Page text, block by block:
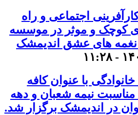
اجتماعی و راه
کوچک و موثر در موسسه
های عشق اندیمشک
با عنوان کافه
نیمه شعبان و دهه
در اندیمشک برگزار شد.